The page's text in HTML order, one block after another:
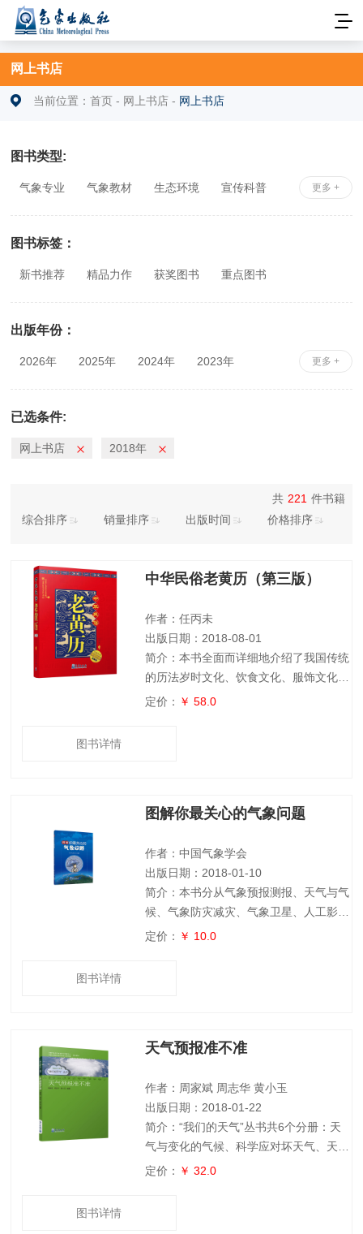
网上书店
当前位置：首页 - 网上书店 - 网上书店
图书类型:
更多 +
气象专业 气象教材 生态环境
宣传科普
图书标签：
新书推荐 精品力作 获奖图书 重点图书
出版年份：
更多 +
2026年 2025年 2024年
2023年
2010年
已选条件:
网上书店 2018年
综合排序 销量排序 出版时间 价格排序
共 221 件书籍
中华民俗老黄历（第三版）
作者：任丙未
出版日期：2018-08-01
简介：本书全面而详细地介绍了我国传统
的历法岁时文化、饮食文化、服饰文化、
礼俗文化、信仰风俗等，其中既系统梳理
统民俗文化全书。
定价： ￥ 58.0
图书详情
图解你最关心的气象问题
作者：中国气象学会
出版日期：2018-01-10
简介：本书分从气象预报测报、天气与气
候、气象防灾减灾、气象卫星、人工影响
天气五个方面精选了四十多个气象热点问
题配以直观、易懂的插图，使公众更好地
定价： ￥ 10.0
图书详情
天气预报准不准
作者：周家斌 周志华 黄小玉
出版日期：2018-01-22
简介：“我们的天气”丛书共6个分册：天
气与变化的气候、科学应对坏天气、天气
预报准不准、明天是个好天气——看懂天
定价： ￥ 32.0
图书详情